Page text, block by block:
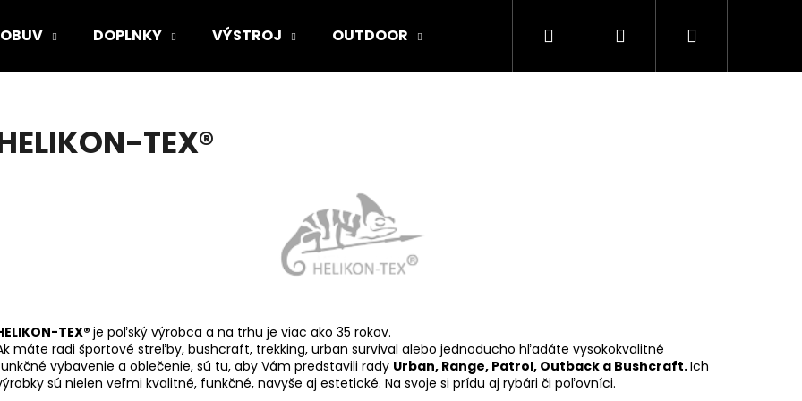
OBUV DOPLNKY VÝSTROJ OUTDOOR ARMY ORIGINAL Kamenná predajňa
Hľadať PrihlásenieNákupný
TEX®
TEX® je poľský výrobca a na trhu je viac ako 35 rokov.
máte radi športové streľby, bushcraft, trekking, urban survival alebo jednoducho hľadáte vysokokvalitné
vybavenie a oblečenie, sú tu, aby Vám predstavili rady Urban, Range, Patrol, Outback a Bushcraft.Ich
sú nielen veľmi kvalitné, funkčné, navyše aj estetické. Na svoje si prídu aj rybári či poľovníci.